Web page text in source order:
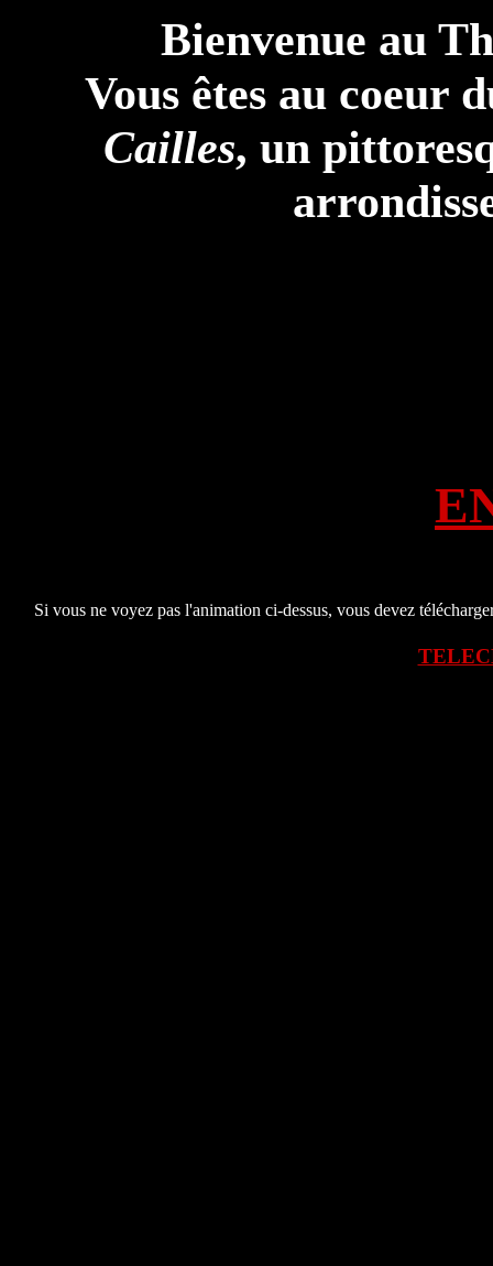
Bienvenue au
Vous êtes au coeur
Cailles, un
Si vous ne voyez pas l'animation ci-dessus, vous devez